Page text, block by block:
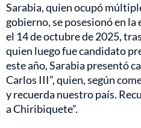
Sarabia, quien ocupó
gobierno, se posesionó en
el 14 de octubre de 2025,
quien luego fue candidato
este año, Sarabia presentó
Carlos III”, quien, según
y recuerda nuestro país.
a Chiribiquete”.